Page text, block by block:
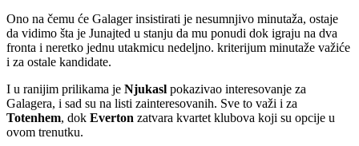
Ono na čemu će Galager insistirati je nesumnjivo minutaža, ostaje
da vidimo šta je Junajted u stanju da mu ponudi dok igraju na dva
fronta i neretko jednu utakmicu nedeljno. kriterijum minutaže važiće
i za ostale kandidate.
I u ranijim prilikama je Njukasl pokazivao interesovanje za
Galagera, i sad su na listi zainteresovanih. Sve to važi i za
Totenhem, dok Everton zatvara kvartet klubova koji su opcije u
ovom trenutku.